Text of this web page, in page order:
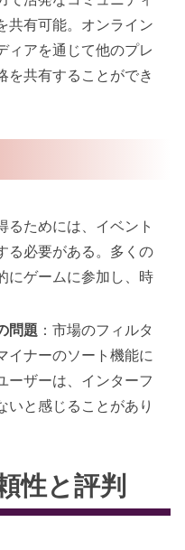
共有可能。オンライン
ィアを通じて他のプレ
を共有することができ
るためには、イベント
る必要がある。多くの
にゲームに参加し、時
問題 ：市場のフィルタ
イナーのソート機能に
ーザーは、インターフ
いと感じることがあり
性と評判